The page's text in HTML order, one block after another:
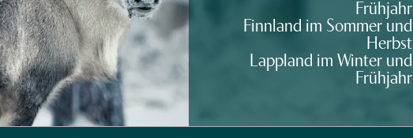
Frühjahr
Finnland im Sommer und
Herbst
Lappland im Winter und
Frühjahr